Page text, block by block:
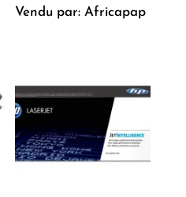
Vendu par: Africapap